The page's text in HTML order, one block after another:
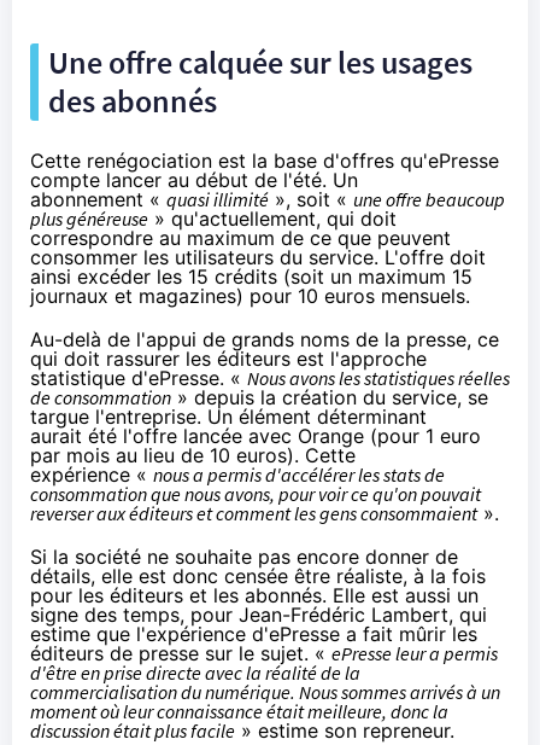
Une offre calquée sur les usages
des abonnés
Cette renégociation est la base d'offres qu'ePresse
compte lancer au début de l'été. Un
abonnement « quasi illimité », soit « une offre beaucoup
plus généreuse » qu'actuellement, qui doit
correspondre au maximum de ce que peuvent
consommer les utilisateurs du service. L'offre doit
ainsi excéder les 15 crédits (soit un maximum 15
journaux et magazines) pour 10 euros mensuels.
Au-delà de l'appui de grands noms de la presse, ce
qui doit rassurer les éditeurs est l'approche
statistique d'ePresse. « Nous avons les statistiques réelles
de consommation » depuis la création du service, se
targue l'entreprise. Un élément déterminant
aurait été l'offre lancée avec Orange (pour 1 euro
par mois au lieu de 10 euros). Cette
expérience « nous a permis d'accélérer les stats de
consommation que nous avons, pour voir ce qu'on pouvait
reverser aux éditeurs et comment les gens consommaient».
Si la société ne souhaite pas encore donner de
détails, elle est donc censée être réaliste, à la fois
pour les éditeurs et les abonnés. Elle est aussi un
signe des temps, pour Jean-Frédéric Lambert, qui
estime que l'expérience d'ePresse a fait mûrir les
éditeurs de presse sur le sujet. « ePresse leur a permis
d'être en prise directe avec la réalité de la
commercialisation du numérique. Nous sommes arrivés à un
moment où leur connaissance était meilleure, donc la
discussion était plus facile » estime son repreneur.